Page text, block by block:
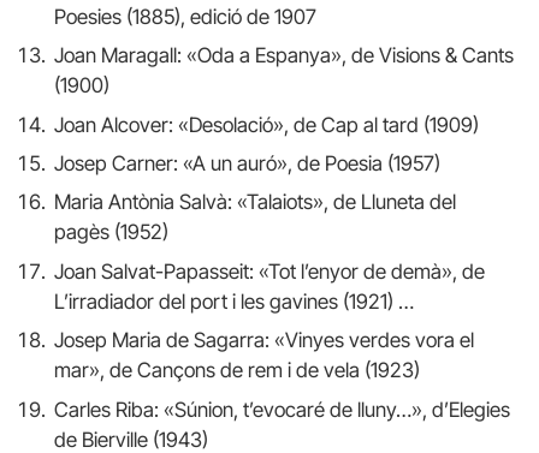
Poesies (1885), edició de 1907
Joan Maragall: «Oda a Espanya», de Visions & Cants
(1900)
Joan Alcover: «Desolació», de Cap al tard (1909)
Josep Carner: «A un auró», de Poesia (1957)
Maria Antònia Salvà: «Talaiots», de Lluneta del
pagès (1952)
Joan Salvat-Papasseit: «Tot l’enyor de demà», de
L’irradiador del port i les gavines (1921) …
Josep Maria de Sagarra: «Vinyes verdes vora el
mar», de Cançons de rem i de vela (1923)
Carles Riba: «Súnion, t’evocaré de lluny…», d’Elegies
de Bierville (1943)